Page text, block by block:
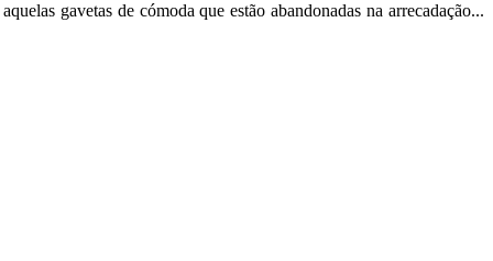
gavetas de cómoda que estão abandonadas na arrecadação...